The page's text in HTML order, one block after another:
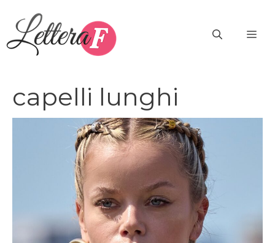
contenuto
capelli lunghi